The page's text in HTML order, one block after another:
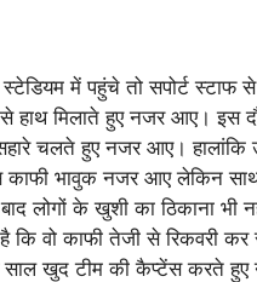
में पहुंचे तो सपोर्ट स्टाफ
हाथ मिलाते हुए नजर आए। इस
चलते हुए नजर आए। हालांकि
भावुक नजर आए लेकिन साथ
लोगों के खुशी का ठिकाना भी
कि वो काफी तेजी से रिकवरी
खुद टीम की कैप्टेंस करते